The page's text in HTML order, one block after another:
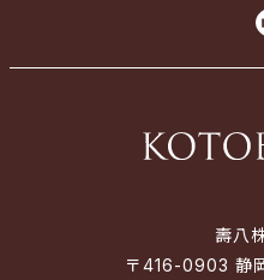
壽八
〒416-0903 静